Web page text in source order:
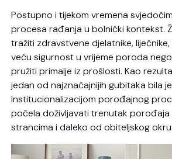
Postupno i tijekom vremena
procesa rađanja u bolnički kontekst.
tražiti zdravstvene djelatnike,
veću sigurnost u vrijeme poroda
pružiti primalje iz prošlosti. Kao
jedan od najznačajnijih gubitaka bila
Institucionalizacijom porođajnog
počela doživljavati trenutak porođaja
strancima i daleko od obiteljskog